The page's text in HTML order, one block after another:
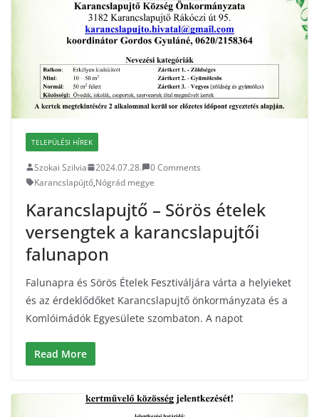
TELEPÜLÉSI HÍREK
Szokai Szilvia 2024.07.28.
0 Comments
Karancslapújtő,Nógrád megye
Karancslapujtő – Sörös ételek
versengtek a karancslapujtői
falunapon
Falunapra és Sörös Ételek Fesztiváljára várta a helyieket
és az érdeklődőket Karancslapujtő önkormányzata és a
Komlóimádók Egyesülete szombaton. A napot
Read More